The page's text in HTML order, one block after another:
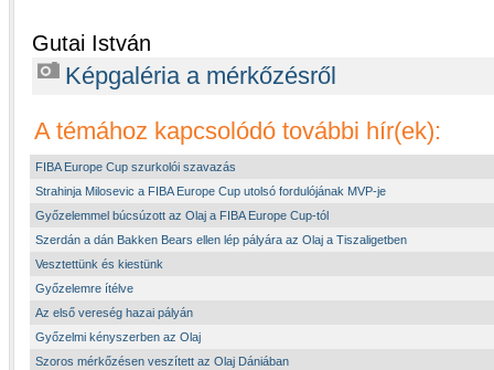
Gutai István
Képgaléria a mérkőzésről
A témához kapcsolódó további hír(ek):
FIBA Europe Cup szurkolói szavazás
Strahinja Milosevic a FIBA Europe Cup utolsó fordulójának MVP-je
Győzelemmel búcsúzott az Olaj a FIBA Europe Cup-tól
Szerdán a dán Bakken Bears ellen lép pályára az Olaj a Tiszaligetben
Vesztettünk és kiestünk
Győzelemre ítélve
Az első vereség hazai pályán
Győzelmi kényszerben az Olaj
Szoros mérkőzésen veszített az Olaj Dániában